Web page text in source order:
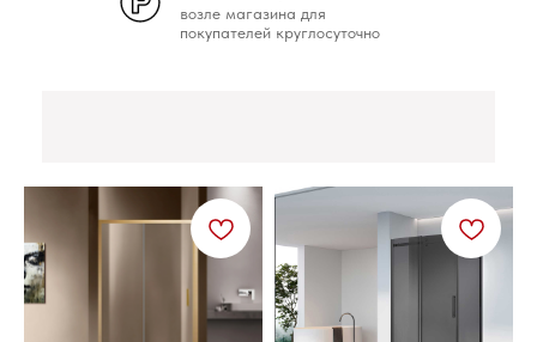
возле магазина для
покупателей круглосуточно